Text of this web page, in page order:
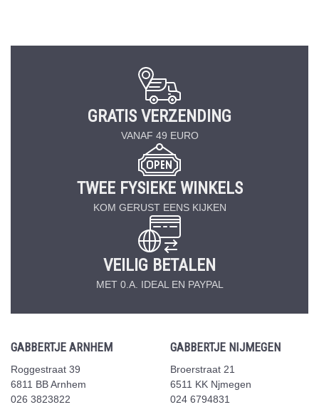
GRATIS VERZENDING
VANAF 49 EURO
TWEE FYSIEKE WINKELS
KOM GERUST EENS KIJKEN
VEILIG BETALEN
MET 0.A. IDEAL EN PAYPAL
GABBERTJE ARNHEM
Roggestraat 39
6811 BB Arnhem
026 3823822
GABBERTJE NIJMEGEN
Broerstraat 21
6511 KK Njmegen
024 6794831